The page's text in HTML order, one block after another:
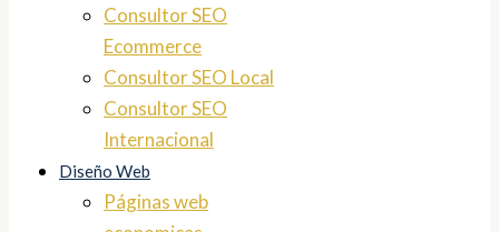
Consultor SEO
Ecommerce
Consultor SEO Local
Consultor SEO
Internacional
Diseño Web
Páginas web